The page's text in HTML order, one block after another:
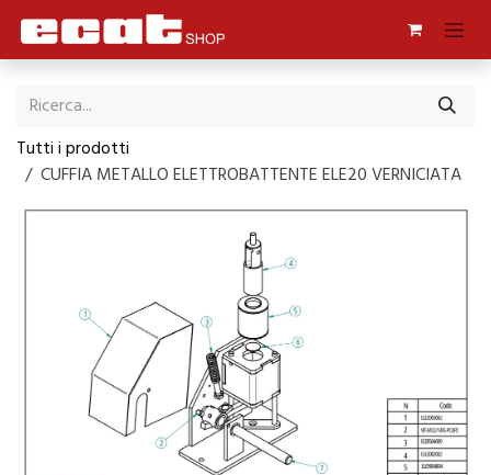
Passa al contenuto
Tutti i prodotti
CUFFIA METALLO ELETTROBATTENTE ELE20 VERNICIATA